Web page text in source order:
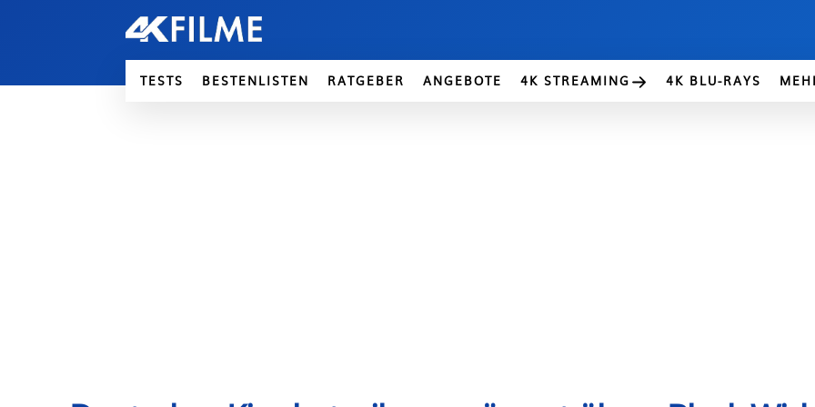
TESTS BESTENLISTEN RATGEBER ANGEBOTE 4K STREAMING 4K BLU-RAYS